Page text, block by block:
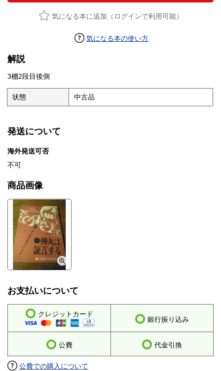
気になる本に追加（ログインで利用可能）
気になる本の使い方
解説
3棚2段目後側
状態 中古品
発送について
海外発送可否
不可
商品画像
お支払いについて
クレジットカード
銀行振り込み
公費 代金引換
公費での購入について